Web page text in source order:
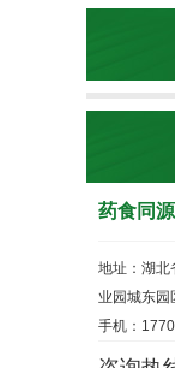
药食同
地址：湖北
业园城东园
手机：